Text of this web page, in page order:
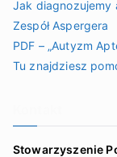
Jak diagnozujemy
Zespół Aspergera
PDF – „Autyzm
Tu znajdziesz
Stowarzyszenie